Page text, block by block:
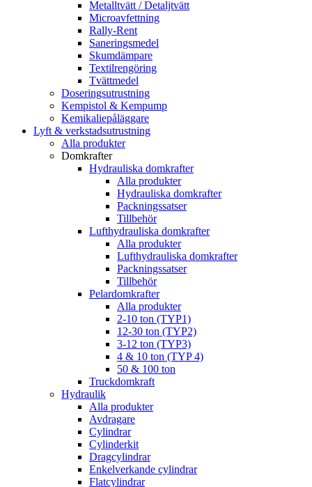
Metalltvätt / Detaljtvätt
Microavfettning
Rally-Rent
Saneringsmedel
Skumdämpare
Textilrengöring
Tvättmedel
Doseringsutrustning
Kempistol & Kempump
Kemikaliepåläggare
Lyft & verkstadsutrustning
Alla produkter
Domkrafter
Hydrauliska domkrafter
Alla produkter
Hydrauliska domkrafter
Packningssatser
Tillbehör
Lufthydrauliska domkrafter
Alla produkter
Lufthydrauliska domkrafter
Packningssatser
Tillbehör
Pelardomkrafter
Alla produkter
2-10 ton (TYP1)
12-30 ton (TYP2)
3-12 ton (TYP3)
4 & 10 ton (TYP 4)
50 & 100 ton
Truckdomkraft
Hydraulik
Alla produkter
Avdragare
Cylindrar
Cylinderkit
Dragcylindrar
Enkelverkande cylindrar
Flatcylindrar